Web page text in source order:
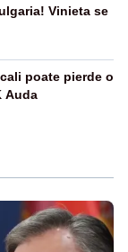
Vinieta se
poate pierde o
Auda